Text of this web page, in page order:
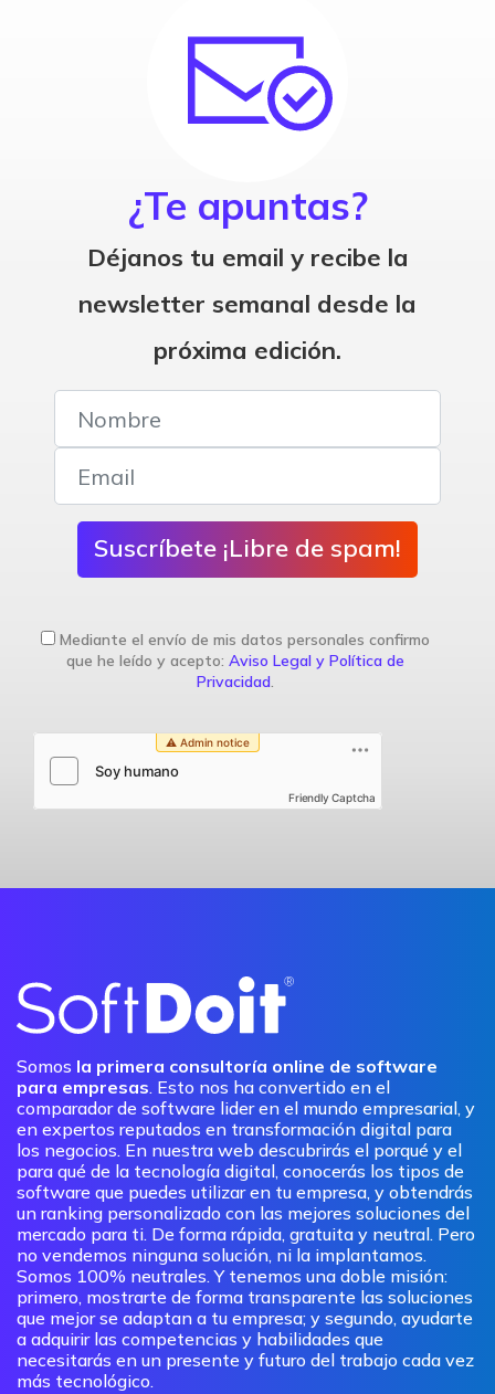
¿Te apuntas?
Déjanos tu email y recibe la
newsletter semanal desde la
próxima edición.
Suscríbete ¡Libre de spam!
Mediante el envío de mis datos personales confirmo
que he leído y acepto: Aviso Legal y Política de
Privacidad.
Friendly Captcha
Somos la primera consultoría online de software
para empresas. Esto nos ha convertido en el
comparador de software lider en el mundo empresarial, y
en expertos reputados en transformación digital para
los negocios. En nuestra web descubrirás el porqué y el
para qué de la tecnología digital, conocerás los tipos de
software que puedes utilizar en tu empresa, y obtendrás
un ranking personalizado con las mejores soluciones del
mercado para ti. De forma rápida, gratuita y neutral. Pero
no vendemos ninguna solución, ni la implantamos.
Somos 100% neutrales. Y tenemos una doble misión:
primero, mostrarte de forma transparente las soluciones
que mejor se adaptan a tu empresa; y segundo, ayudarte
a adquirir las competencias y habilidades que
necesitarás en un presente y futuro del trabajo cada vez
más tecnológico.